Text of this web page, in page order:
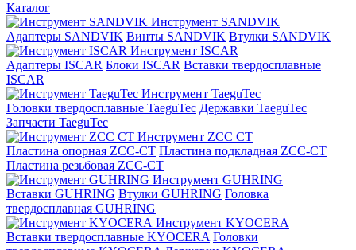
Каталог
Инструмент SANDVIK
Адаптеры SANDVIK Винты SANDVIK Втулки SANDVIK
Инструмент ISCAR
Адаптеры ISCAR Блоки ISCAR Вставки твердосплавные
ISCAR
Инструмент TaeguTec
Головки твердосплавные TaeguTec Державки TaeguTec
Запчасти TaeguTec
Инструмент ZCС CT
Пластина опорная ZCC-CT Пластина подкладная ZCC-CT
Пластина резьбовая ZCC-CT
Инструмент GUHRING
Вставки GUHRING Втулки GUHRING Головка
твердосплавная GUHRING
Инструмент KYOCERA
Вставки твердосплавные KYOCERA Головки